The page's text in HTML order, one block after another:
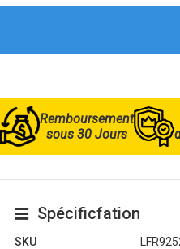
Remboursement
sous 30 Jours
Spécificfation
SKU